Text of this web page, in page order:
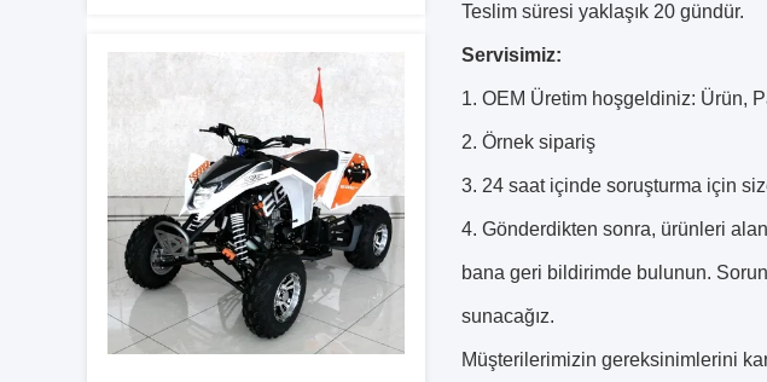
Teslim süresi yaklaşık 20 gündür.
Servisimiz:
1. OEM Üretim hoşgeldiniz: Ürün,
2. Örnek sipariş
3. 24 saat içinde soruşturma için
4. Gönderdikten sonra, ürünleri
bana geri bildirimde bulunun.
sunacağız.
Müşterilerimizin gereksinimlerini